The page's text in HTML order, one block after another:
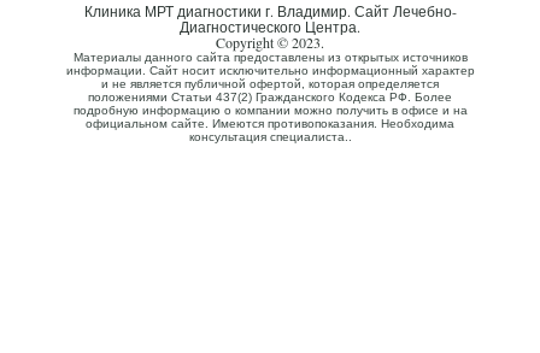
Клиника МРТ диагностики г. Владимир. Сайт Лечебно-
Диагностического Центра.
Copyright © 2023.
Материалы данного сайта предоставлены из открытых источников
информации. Сайт носит исключительно информационный характер
и не является публичной офертой, которая определяется
положениями Статьи 437(2) Гражданского Кодекса РФ. Более
подробную информацию о компании можно получить в офисе и на
официальном сайте. Имеются противопоказания. Необходима
консультация специалиста..